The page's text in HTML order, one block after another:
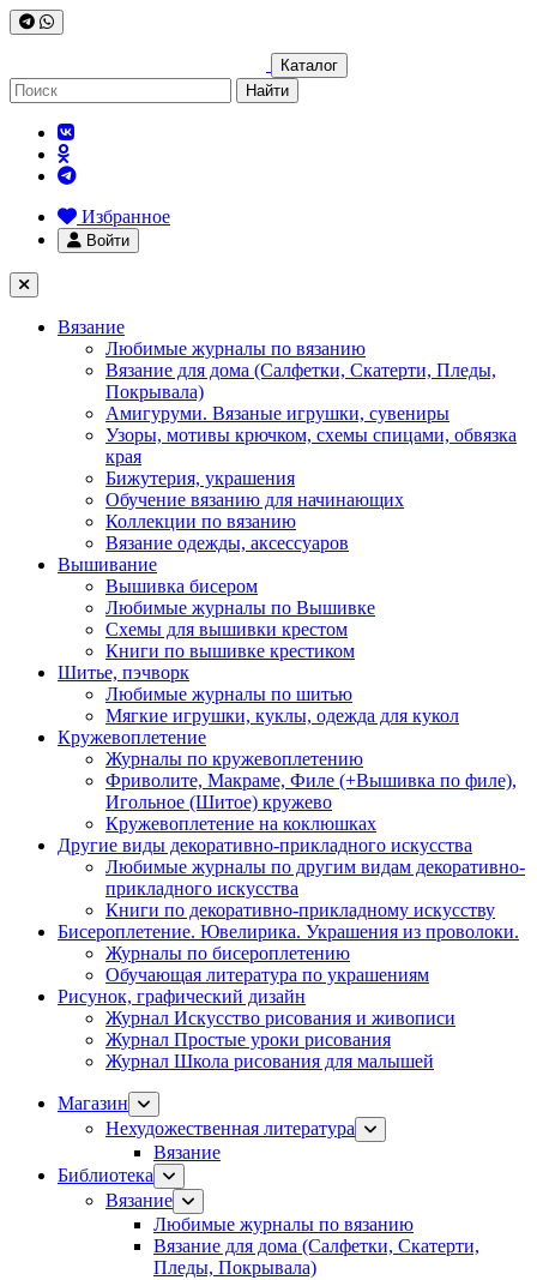
Каталог
Найти
Избранное
Войти
Вязание
Любимые журналы по вязанию
Вязание для дома (Салфетки, Скатерти, Пледы,
Покрывала)
Амигуруми. Вязаные игрушки, сувениры
Узоры, мотивы крючком, схемы спицами, обвязка
края
Бижутерия, украшения
Обучение вязанию для начинающих
Коллекции по вязанию
Вязание одежды, аксессуаров
Вышивание
Вышивка бисером
Любимые журналы по Вышивке
Схемы для вышивки крестом
Книги по вышивке крестиком
Шитье, пэчворк
Любимые журналы по шитью
Мягкие игрушки, куклы, одежда для кукол
Кружевоплетение
Журналы по кружевоплетению
Фриволите, Макраме, Филе (+Вышивка по филе),
Игольное (Шитое) кружево
Кружевоплетение на коклюшках
Другие виды декоративно-прикладного искусства
Любимые журналы по другим видам декоративно-
прикладного искусства
Книги по декоративно-прикладному искусству
Бисероплетение. Ювелирика. Украшения из проволоки.
Журналы по бисероплетению
Обучающая литература по украшениям
Рисунок, графический дизайн
Журнал Искусство рисования и живописи
Журнал Простые уроки рисования
Журнал Школа рисования для малышей
Магазин
Нехудожественная литература
Вязание
Библиотека
Вязание
Любимые журналы по вязанию
Вязание для дома (Салфетки, Скатерти,
Пледы, Покрывала)